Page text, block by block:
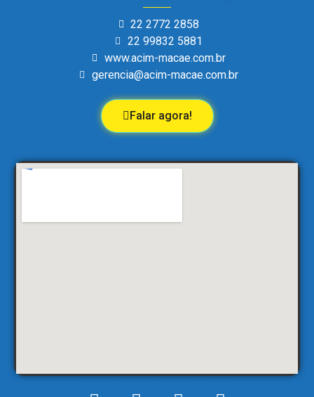
22 2772 2858
22 99832 5881
www.acim-macae.com.br
gerencia@acim-macae.com.br
Falar agora!